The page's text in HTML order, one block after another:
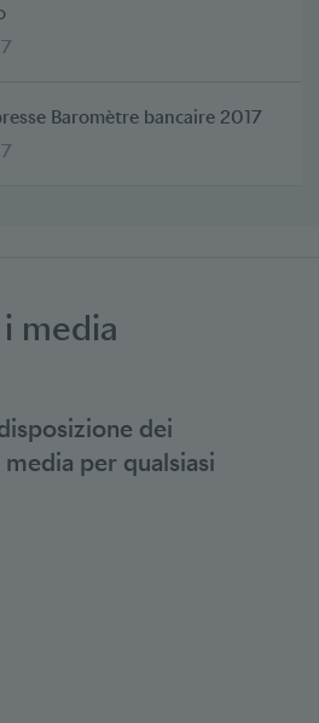
Baromètre bancaire 2017
media
dei
per qualsiasi